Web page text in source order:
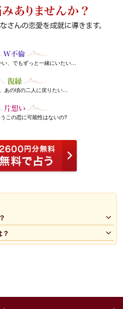
、でもずっと一緒にいたい…
あの頃の二人に戻りたい…
この恋に可能性はないの?